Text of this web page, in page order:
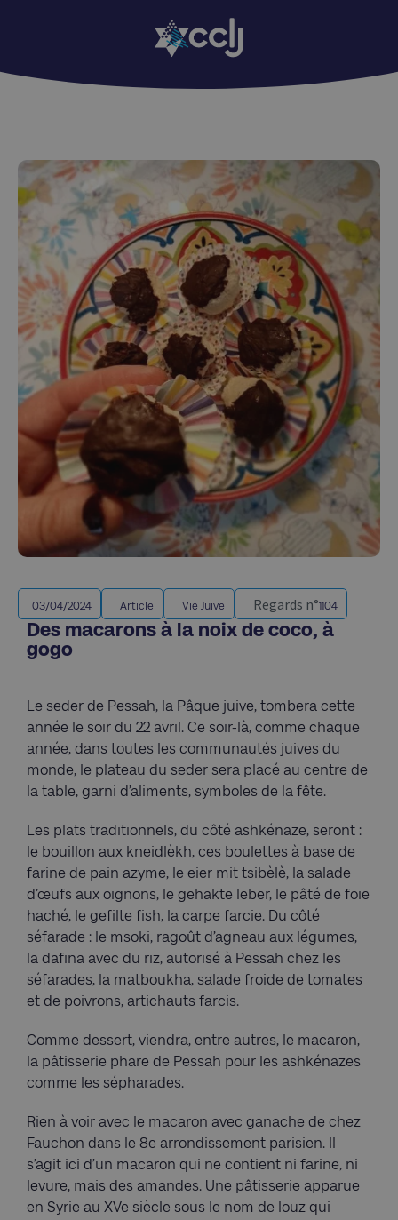
03/04/2024 Article Vie Juive Regards n°1104
Des macarons à la noix de coco, à
gogo
Le seder de Pessah, la Pâque juive, tombera cette
année le soir du 22 avril. Ce soir-là, comme chaque
année, dans toutes les communautés juives du
monde, le plateau du seder sera placé au centre de
la table, garni d’aliments, symboles de la fête.
Les plats traditionnels, du côté ashkénaze, seront :
le bouillon aux kneidlèkh, ces boulettes à base de
farine de pain azyme, le eier mit tsibèlè, la salade
d’œufs aux oignons, le gehakte leber, le pâté de foie
haché, le gefilte fish, la carpe farcie. Du côté
séfarade : le msoki, ragoût d’agneau aux légumes,
la dafina avec du riz, autorisé à Pessah chez les
séfarades, la matboukha, salade froide de tomates
et de poivrons, artichauts farcis.
Comme dessert, viendra, entre autres, le macaron,
la pâtisserie phare de Pessah pour les ashkénazes
comme les sépharades.
Rien à voir avec le macaron avec ganache de chez
Fauchon dans le 8e arrondissement parisien. Il
s’agit ici d’un macaron qui ne contient ni farine, ni
levure, mais des amandes. Une pâtisserie apparue
en Syrie au XVe siècle sous le nom de louz qui